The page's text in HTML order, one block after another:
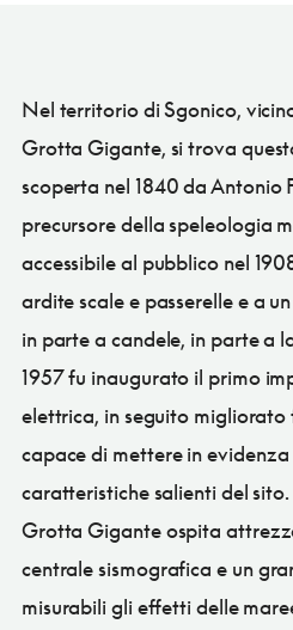
Nel territorio di Sgonico,
Grotta Gigante, si trova
scoperta nel 1840 da Antonio
precursore della speleologia
accessibile al pubblico nel
ardite scale e passerelle e a
in parte a candele, in parte a
1957 fu inaugurato il primo
elettrica, in seguito migliorato
capace di mettere in
caratteristiche salienti del
Grotta Gigante ospita
centrale sismografica e un
misurabili gli effetti delle